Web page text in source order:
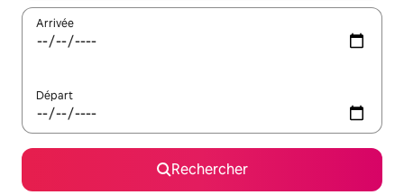
Arrivée
Départ
Rechercher